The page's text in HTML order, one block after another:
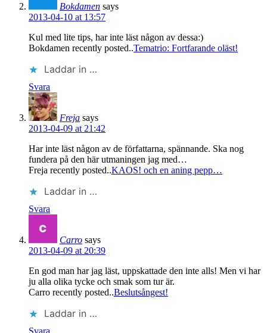
Bokdamen says
2013-04-10 at 13:57
Kul med lite tips, har inte läst någon av dessa:)
Bokdamen recently posted..Tematrio: Fortfarande oläst!
Laddar in …
Svara
Freja says
2013-04-09 at 21:42
Har inte läst någon av de författarna, spännande. Ska nog
fundera på den här utmaningen jag med…
Freja recently posted..KAOS! och en aning pepp…
Laddar in …
Svara
Carro says
2013-04-09 at 20:39
En god man har jag läst, uppskattade den inte alls! Men vi har
ju alla olika tycke och smak som tur är.
Carro recently posted..Beslutsångest!
Laddar in …
Svara